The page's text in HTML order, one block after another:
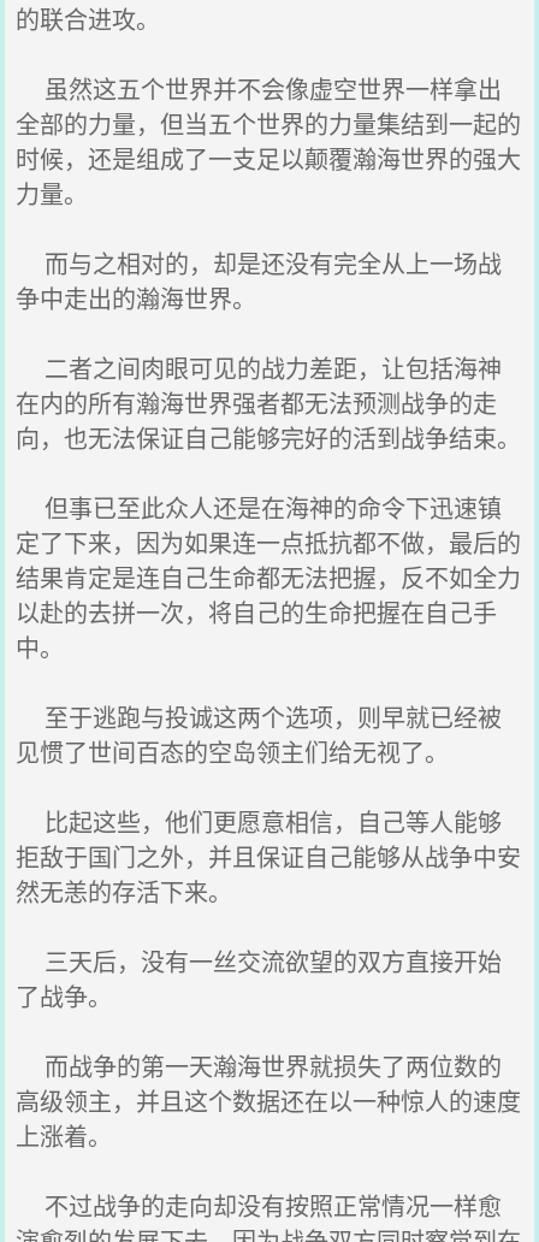
的联合进攻。
虽然这五个世界并不会像虚空世界一样拿出
全部的力量，但当五个世界的力量集结到一起的
时候，还是组成了一支足以颠覆瀚海世界的强大
力量。
而与之相对的，却是还没有完全从上一场战
争中走出的瀚海世界。
二者之间肉眼可见的战力差距，让包括海神
在内的所有瀚海世界强者都无法预测战争的走
向，也无法保证自己能够完好的活到战争结束。
但事已至此众人还是在海神的命令下迅速镇
定了下来，因为如果连一点抵抗都不做，最后的
结果肯定是连自己生命都无法把握，反不如全力
以赴的去拼一次，将自己的生命把握在自己手
中。
至于逃跑与投诚这两个选项，则早就已经被
见惯了世间百态的空岛领主们给无视了。
比起这些，他们更愿意相信，自己等人能够
拒敌于国门之外，并且保证自己能够从战争中安
然无恙的存活下来。
三天后，没有一丝交流欲望的双方直接开始
了战争。
而战争的第一天瀚海世界就损失了两位数的
高级领主，并且这个数据还在以一种惊人的速度
上涨着。
不过战争的走向却没有按照正常情况一样愈